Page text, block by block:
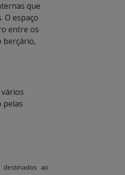
que
O espaço
entre os
berçário,
pelas
ao